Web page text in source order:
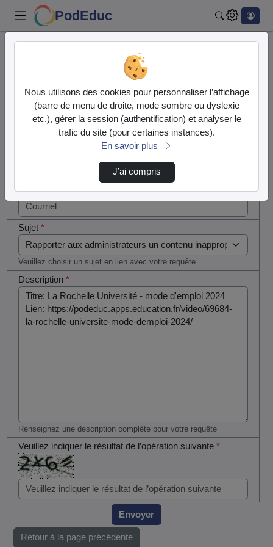
PodEduc
Contactez nous
Votre message
Courriel*
Sujet*
Veuillez choisir un sujet en lien avec votre requête
Description*
Renseignez une description complète pour votre requête
Veuillez indiquer le résultat de l’opération suivante*
si vous
êtes un
humain en
Envoyer
Retour à la page précédente
Nous utilisons des cookies pour personnaliser l’affichage
(barre de menu de droite, mode sombre ou dyslexie
etc.), gérer la session (authentification) et analyser le
trafic du site (pour certaines instances).
En savoir plus
J’ai compris